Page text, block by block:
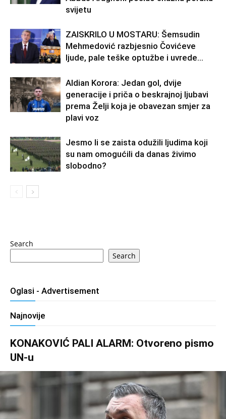
svijetu
ZAISKRILO U MOSTARU: Šemsudin
Mehmedović razbjesnio Čovićeve
ljude, pale teške optužbe i uvrede…
Aldian Korora: Jedan gol, dvije
generacije i priča o beskrajnoj ljubavi
prema Želji koja je obavezan smjer za
plavi voz
Jesmo li se zaista odužili ljudima koji
su nam omogućili da danas živimo
slobodno?
Search
Search
Oglasi - Advertisement
Najnovije
KONAKOVIĆ PALI ALARM: Otvoreno pismo
UN-u